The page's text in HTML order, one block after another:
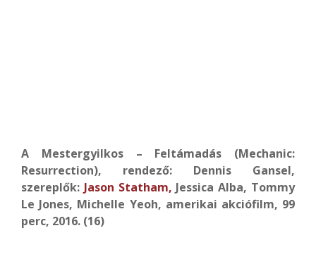
A Mestergyilkos – Feltámadás (Mechanic:
Resurrection), rendező: Dennis Gansel,
szereplők: Jason Statham, Jessica Alba, Tommy
Le Jones, Michelle Yeoh, amerikai akciófilm, 99
perc, 2016. (16)